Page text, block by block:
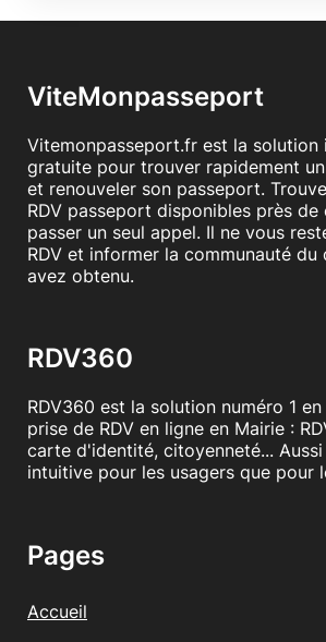
ViteMonpasseport
Vitemonpasseport.fr est la solution
gratuite pour trouver rapidement un
et renouveler son passeport.
RDV passeport disponibles près de
passer un seul appel. Il ne vous
RDV et informer la communauté du
avez obtenu.
RDV360
RDV360 est la solution numéro 1
prise de RDV en ligne en Mairie :
carte d'identité, citoyenneté...
intuitive pour les usagers que pour
Pages
Accueil